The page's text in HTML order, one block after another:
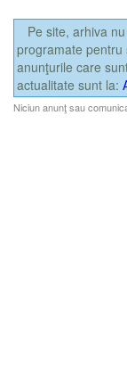
Pe site, arhiva
programate
anunţurile care
actualitate sunt la:
Niciun anunţ sau